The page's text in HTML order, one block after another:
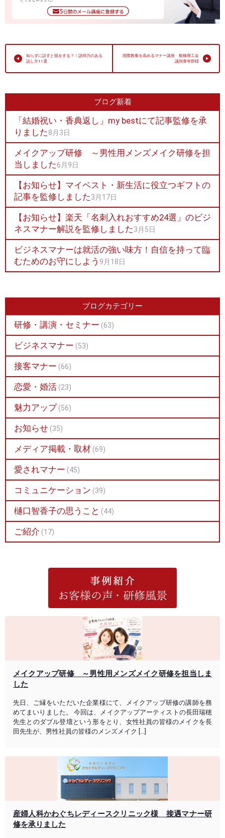
知らずに話すと損をする？！説得力のある
話し方11選
国際教養を高めるマナー講座 船橋商工会
議所青年部様
ブログ新着
「結婚祝い・香典返し」my bestにて記事監修を承
りました8月3日
メイクアップ研修 ～男性用メンズメイク研修を担
当しました6月9日
【お知らせ】マイベスト・新生活に役立つギフトの
記事を監修しました3月17日
【お知らせ】楽天「名刺入れおすすめ24選」のビジ
ネスマナー解説を監修しました3月5日
ビジネスマナーは就活の強い味方！自信を持って臨
むためのお守にしよう 9月18日
ブログカテゴリー
研修・講演・セミナー (63)
ビジネスマナー (53)
接客マナー (66)
恋愛・婚活 (23)
魅力アップ (56)
お知らせ (35)
メディア掲載・取材 (69)
愛されマナー (45)
コミュニケーション (39)
樋口智香子の思うこと (44)
ご紹介 (17)
メイクアップ研修 ～男性用メンズメイク研修を担当しま
した
先日、ご縁をいただいた企業様にて、メイクアップ研修の講師を務
めてまいりました。 今回は、メイクアップアーティストの長田瑞穂
先生とのダブル登壇という形をとり、女性社員の皆様のメイクを長
田先生が、男性社員の皆様のメンズメイク […]
産婦人科かわぐちレディースクリニック様 接遇マナー研
修を承りました